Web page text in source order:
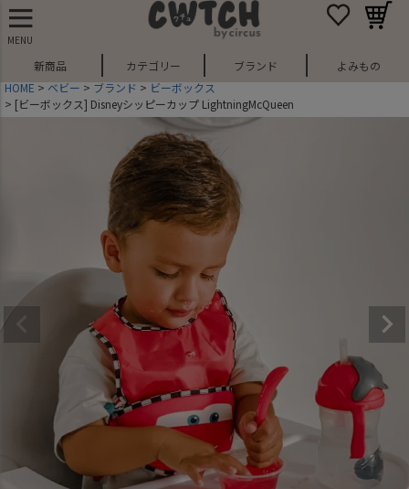
MENU
新商品 カテゴリー ブランド
よみもの
HOME
ベビー ブランド
ビーボックス
[ビーボックス] Disneyシッピーカップ LightningMcQueen